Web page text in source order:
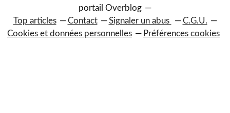
portail Overblog
Top articles
Contact Signaler un abus
C.G.U.
Cookies et données personnelles
Préférences cookies